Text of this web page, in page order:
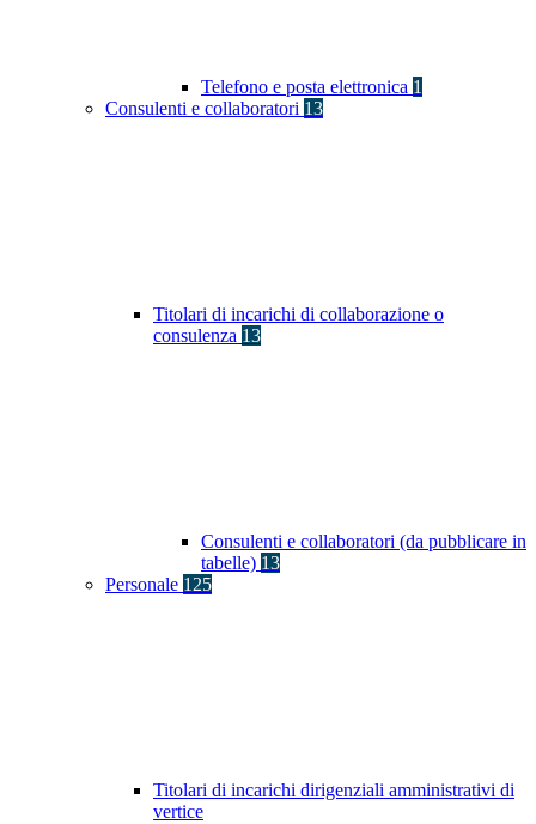
Telefono e posta elettronica 1
Consulenti e collaboratori 13
Titolari di incarichi di collaborazione o
consulenza 13
Consulenti e collaboratori (da pubblicare in
tabelle) 13
Personale 125
Titolari di incarichi dirigenziali amministrativi di
vertice